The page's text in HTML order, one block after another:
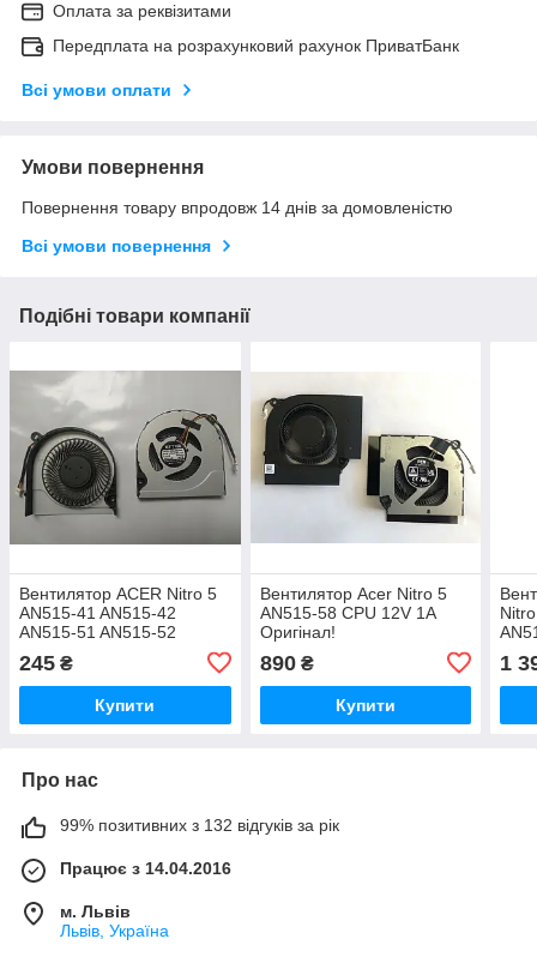
Оплата за реквізитами
Передплата на розрахунковий рахунок ПриватБанк
Всі умови оплати
Умови повернення
Повернення товару впродовж 14 днів за домовленістю
Всі умови повернення
Подібні товари компанії
Вентилятор ACER Nitro 5
AN515-41 AN515-42
AN515-51 AN515-52
(DFS541105FC0T)
245 ₴
Купити
Вентилятор Acer Nitro 5
AN515-58 CPU 12V 1A
Оригінал!
890₴
Купити
1
Про нас
99% позитивних з 132 відгуків за рік
Працює з 14.04.2016
м. Львів
Львів, Україна